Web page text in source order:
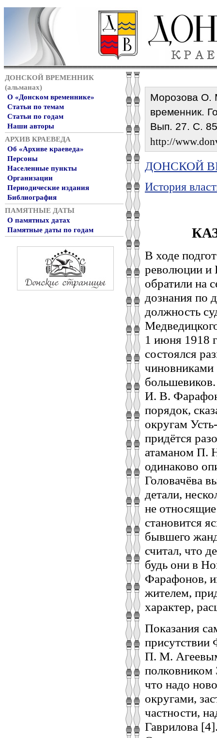
ДОНСКОЙ ВРЕМЕННИК
(альманах)
О «Донском временнике»
Статьи по темам
Статьи по годам
Наши авторы
АРХИВ КРАЕВЕДА
Об «Архиве краеведа»
Персоны
Населенные пункты
Организации
Периодические издания
Библиография
ПАМЯТНЫЕ ДАТЫ
О памятных датах
Памятные даты по годам
Морозова О.
временник.
Вып. 27. С. 85
http://
ДОНСКОЙ
История
В ходе
революции и
обратили на
дознания по
должность
1 июня 1918
состоялся
чиновниками
И. В.
порядок,
округам
придётся
атаманом П.
одинаково
Головачёва
детали,
не
становится
бывшего
считал, что
будь они в
Фарафонов,
жителем,
характер,
Показания
присутствии
П. М.
что надо
округами,
частности,
Гаврилова